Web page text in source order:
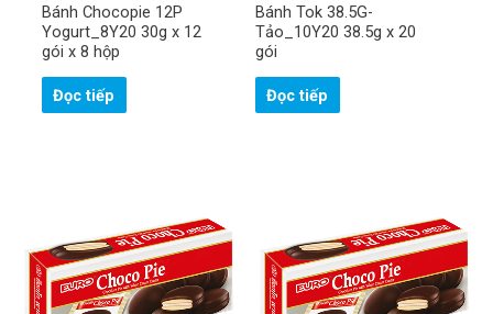
Bánh Chocopie 12P
Yogurt_8Y20 30g x 12
gói x 8 hộp
Đọc tiếp
Bánh Tok 38.5G-
Tảo_10Y20 38.5g x 20
gói
Đọc tiếp